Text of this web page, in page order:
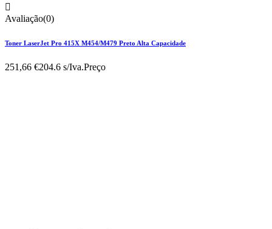

Avaliação(0)
Toner LaserJet Pro 415X M454/M479 Preto Alta Capacidade
251,66 €204.6 s/Iva.Preço